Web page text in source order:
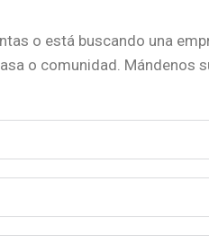
o está buscando una
o comunidad. Mándenos